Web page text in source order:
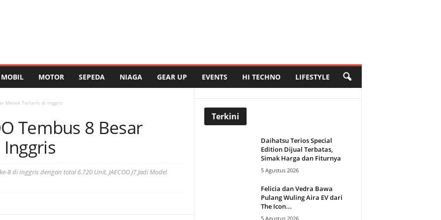
MOBIL MOTOR SEPEDA NIAGA GEAR UP EVENTS HI TECHNO LIFESTYLE
Merek Terlaris di Inggris
Tembus 8 Besar
8 di Inggris dengan total 6.720 Unit, JAECOO J7 Jadi Model
Terkini
Daihatsu Terios Special
Edition Dijual Terbatas,
Simak Harga dan Fiturnya
5 Agustus 2026
Felicia dan Vedra Bawa
Pulang Wuling Aira EV dari
The Icon...
5 Agustus 2026